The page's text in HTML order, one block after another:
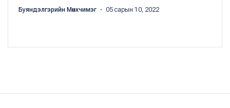
Буяндэлгэрийн Мөнхчимэг ・ 05 сарын 10, 2022